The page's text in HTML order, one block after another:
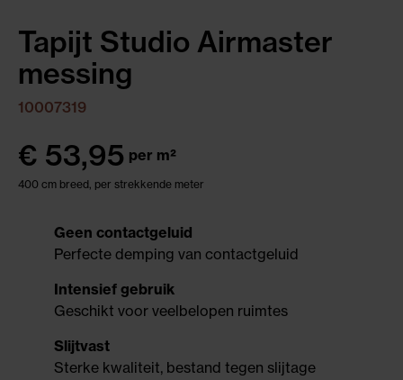
Tapijt Studio Airmaster
messing
10007319
€ 53,95 per m²
400 cm breed, per strekkende meter
Geen contactgeluid
Perfecte demping van contactgeluid
Intensief gebruik
Geschikt voor veelbelopen ruimtes
Slijtvast
Sterke kwaliteit, bestand tegen slijtage